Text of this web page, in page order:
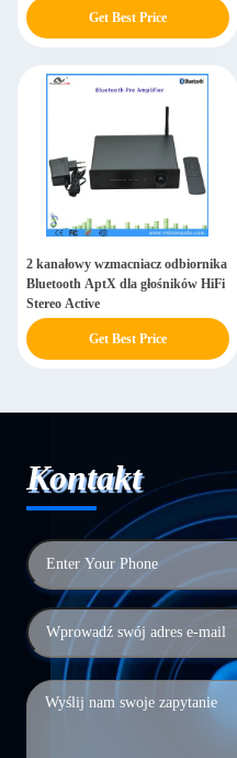
Get Best Price
2 kanałowy wzmacniacz odbiornika
Bluetooth AptX dla głośników HiFi
Stereo Active
Get Best Price
Kontakt